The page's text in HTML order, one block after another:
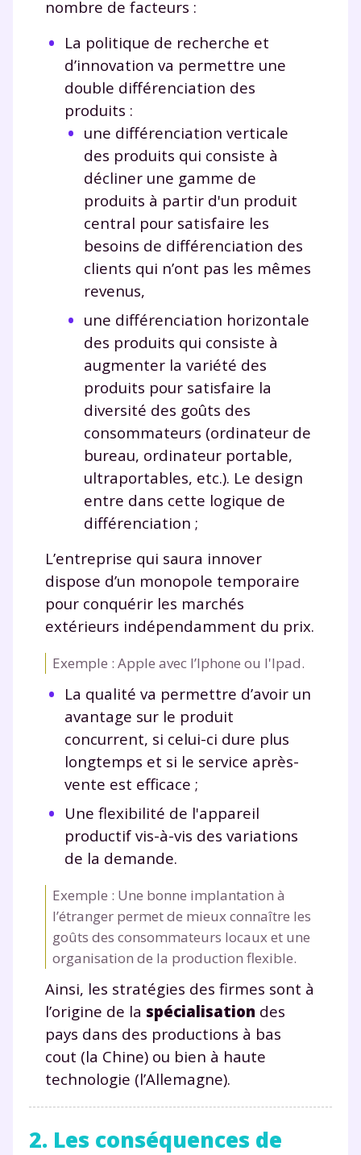
nombre de facteurs :
La politique de recherche et
d’innovation va permettre une
double différenciation des
produits :
une différenciation verticale
des produits qui consiste à
décliner une gamme de
produits à partir d'un produit
central pour satisfaire les
besoins de différenciation des
clients qui n’ont pas les mêmes
revenus,
une différenciation horizontale
des produits qui consiste à
augmenter la variété des
produits pour satisfaire la
diversité des goûts des
consommateurs (ordinateur de
bureau, ordinateur portable,
ultraportables, etc.). Le design
entre dans cette logique de
différenciation ;
L’entreprise qui saura innover
dispose d’un monopole temporaire
pour conquérir les marchés
extérieurs indépendamment du prix.
Exemple : Apple avec l’Iphone ou l'Ipad.
La qualité va permettre d’avoir un
avantage sur le produit
concurrent, si celui-ci dure plus
longtemps et si le service après-
vente est efficace ;
Une flexibilité de l'appareil
productif vis-à-vis des variations
de la demande.
Exemple : Une bonne implantation à
l’étranger permet de mieux connaître les
goûts des consommateurs locaux et une
organisation de la production flexible.
Ainsi, les stratégies des firmes sont à
l’origine de la spécialisation des
pays dans des productions à bas
cout (la Chine) ou bien à haute
technologie (l’Allemagne).
2. Les conséquences de
Tout le programme scolaire du CP à
Des profs expérimentés disponibles
à la demande par tchat, audio ou
vidéo
TESTER GRATUITEMENT
* Votre code d'accès sera envoyé à cette adresse e-mail. En
renseignant votre e-mail, vous consentez à ce que vos
données à caractère personnel soient traitées par SEJER, sous
accès au service de soutien scolaire pendant 24h. Pour en
savoir plus sur la gestion de vos données personnelles et
pour exercer vos droits, vous pouvez consulter
charte
J’accepte de recevoir les actualités et des
communications de la part de
myMaxicours.
Votre adresse e-mail sera exclusivement utilisée pour
vous envoyer notre newsletter. Vous pourrez vous
désinscrire à tout moment, à travers le lien de
désinscription présent dans chaque newsletter. Pour
en savoir plus sur la gestion de vos données
personnelles et pour exercer vos droits, vous pouvez
consulternotre charte.